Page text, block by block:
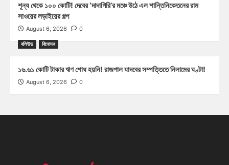
শূন্য থেকে ১০০ কোটি! দেবের ‘দাদাগিরি’র মঞ্চে উঠে এল শান্তিনিকেতনের রাম
সাওয়ের লড়াইয়ের গল্প
August 6, 2026 0
বলিউড বিনোদন
১৬.৬১ কোটি টাকার ঋণ শোধ হয়নি! রাজপাল যাদবের সম্পত্তিতে নিলামের ঘণ্টা!
August 6, 2026 0